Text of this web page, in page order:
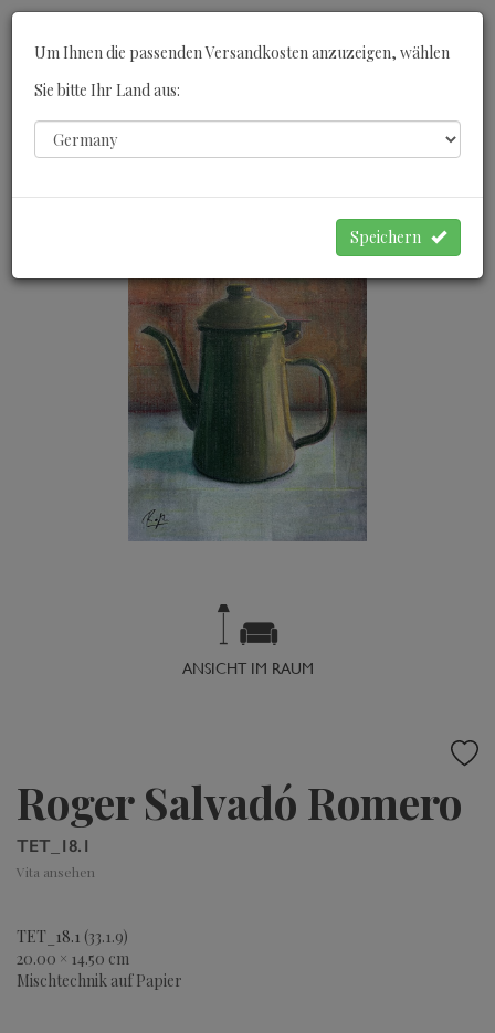
ANSICHT IM RAUM
Roger Salvadó Romero
TET_18.1
Vita ansehen
TET_18.1 (33.1.9)
20.00 × 14.50 cm
Mischtechnik auf Papier
Um Ihnen die passenden Versandkosten anzuzeigen, wählen
Sie bitte Ihr Land aus:
Speichern